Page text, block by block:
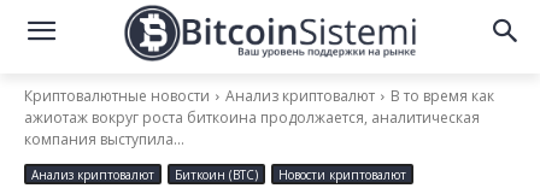
Криптовалютные новости Анализ криптовалют
В то время как
ажиотаж вокруг роста биткоина продолжается, аналитическая
компания выступила...
Анализ криптовалют Биткоин (BTC) Новости криптовалют